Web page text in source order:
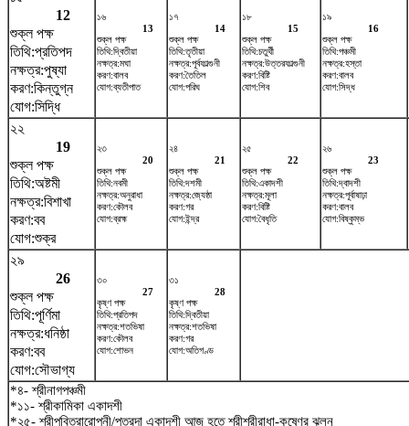
12
শুক্ল পক্ষ
তিথি:প্রতিপদ
নক্ষত্র:পুষ্যা
করণ:কিন্তুগ্ন
যোগ:সিদ্ধি
১৬
13
শুক্ল পক্ষ
তিথি:দ্বিতীয়া
নক্ষত্র:মঘা
করণ:বালব
যোগ:ব্যতীপাত
১৭
14
শুক্ল পক্ষ
তিথি:তৃতীয়া
নক্ষত্র:পূর্বফাল্গুনী
করণ:তৈতিল
যোগ:পরিঘ
১৮
15
শুক্ল পক্ষ
তিথি:চতুর্থী
নক্ষত্র:উত্তরফাল্গুনী
করণ:বিষ্টি
যোগ:শিব
১৯
16
শুক্ল পক্ষ
তিথি:পঞ্চমী
নক্ষত্র:হস্তা
করণ:বালব
যোগ:সিদ্ধ
২২
19
শুক্ল পক্ষ
তিথি:অষ্টমী
নক্ষত্র:বিশাখা
করণ:বব
যোগ:শুক্র
২৩
20
শুক্ল পক্ষ
তিথি:নবমী
নক্ষত্র:অনুরাধা
করণ:কৌলব
যোগ:ব্রহ্ম
২৪
21
শুক্ল পক্ষ
তিথি:দশমী
নক্ষত্র:জ্যেষ্ঠা
করণ:গর
যোগ:ইন্দ্র
২৫
22
শুক্ল পক্ষ
তিথি:একাদশী
নক্ষত্র:মূলা
করণ:বিষ্টি
যোগ:বৈধৃতি
২৬
23
শুক্ল পক্ষ
তিথি:দ্বাদশী
নক্ষত্র:পূর্বাষাঢ়া
করণ:বালব
যোগ:বিষ্কুম্ভ
২৯
26
শুক্ল পক্ষ
তিথি:পূর্ণিমা
নক্ষত্র:ধনিষ্ঠা
করণ:বব
যোগ:সৌভাগ্য
৩০
27
কৃষ্ণ পক্ষ
তিথি:প্রতিপদ
নক্ষত্র:শতভিষ‌া
করণ:কৌলব
যোগ:শোভন
৩১
28
কৃষ্ণ পক্ষ
তিথি:দ্বিতীয়া
নক্ষত্র:শতভিষ‌া
করণ:গর
যোগ:অতিগণ্ড
*৪- শ্রীনাগপঞ্চমী
*১১- শ্রীকামিকা একাদশী
*২৫- শ্রীপবিত্রারোপনী/পুত্রদা একাদশী আজ হতে শ্রীশ্রীরাধা-কৃষ্ণের ঝুলন